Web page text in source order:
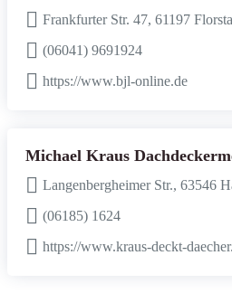
Frankfurter Str. 47, 61197
(06041) 9691924
https://www.bjl-online.de
Michael Kraus
Langenbergheimer Str., 63546
(06185) 1624
https://www.kraus-deckt-